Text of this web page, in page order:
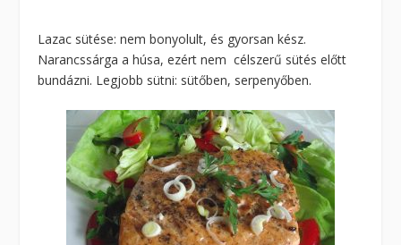
Lazac sütése: nem bonyolult, és gyorsan kész.
Narancssárga a húsa, ezért nem célszerű sütés előtt
bundázni. Legjobb sütni: sütőben, serpenyőben.